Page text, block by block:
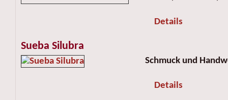
Details
Sueba Silubra
Schmuck und
Details